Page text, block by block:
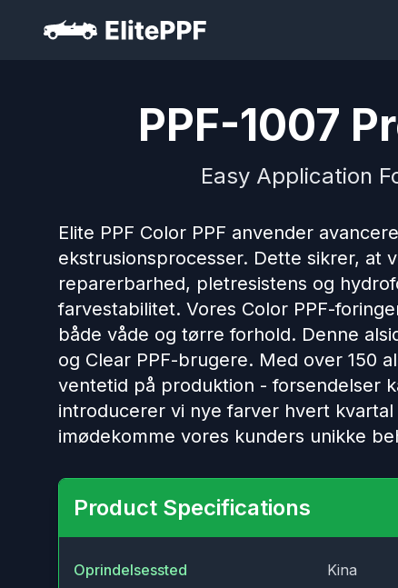
PPF-1007
Easy Application
Elite PPF Color PPF anvender
ekstrusionsprocesser. Dette sikrer, at
reparerbarhed, pletresistens og
farvestabilitet. Vores Color PPF-
både våde og tørre forhold. Denne
og Clear PPF-brugere. Med over 150
ventetid på produktion - forsendelser
introducerer vi nye farver hvert
imødekomme vores kunders unikke
Product Specifications
Oprindelsessted
Kina